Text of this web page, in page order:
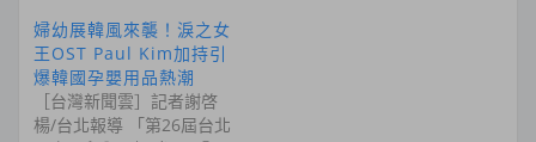
婦幼展韓風來襲！淚之女
王OST Paul Kim加持引
爆韓國孕嬰用品熱潮
［台灣新聞雲］記者謝啓
楊/台北報導 「第26屆台北